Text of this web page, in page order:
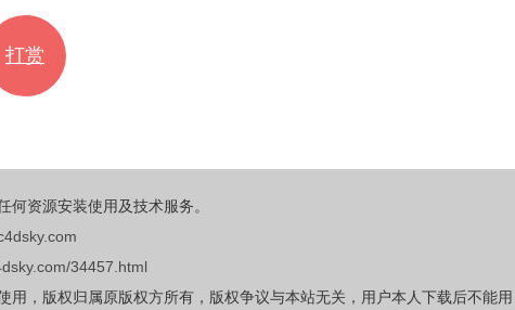
打赏
资源安装使用及技术服务。
34457.html
，版权归属原版权方所有，版权争议与本站无关，用户本人下载后不能用